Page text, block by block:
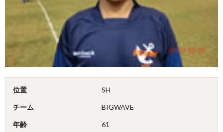
位置 SH
チーム BIGWAVE
年齢 61